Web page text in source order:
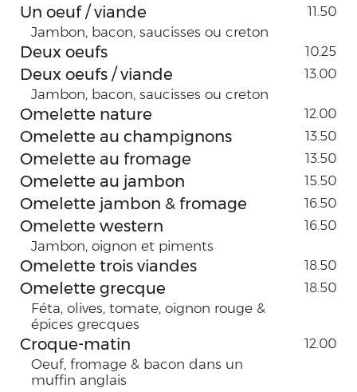
Un oeuf / viande 11.50
Jambon, bacon, saucisses ou creton
Deux oeufs 10.25
Deux oeufs / viande 13.00
Jambon, bacon, saucisses ou creton
Omelette nature 12.00
Omelette au champignons 13.50
Omelette au fromage 13.50
Omelette au jambon 15.50
Omelette jambon & fromage 16.50
Omelette western 16.50
Jambon, oignon et piments
Omelette trois viandes 18.50
Omelette grecque 18.50
Féta, olives, tomate, oignon rouge &
épices grecques
Croque-matin 12.00
Oeuf, fromage & bacon dans un
muffin anglais